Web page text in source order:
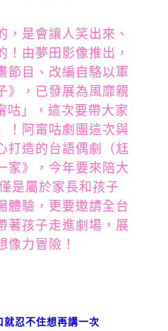
，是會讓人笑出來、
！由夢田影像推出，
節目、改編自駱以軍
》，已發展為風靡親
咕」，這次要帶大家
！阿甯咕劇團這次與
打造的台語偶劇（尪
家》，今年要來陪大
是屬於家長和孩子
體驗，更要邀請全台
著孩子走進劇場，展
像力冒險！
就忍不住想再講一次